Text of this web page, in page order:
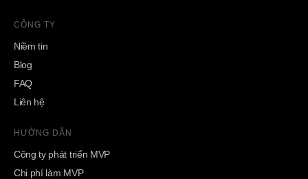
CÔNG TY
Niềm tin
Blog
FAQ
Liên hệ
HƯỚNG DẪN
Công ty phát triển MVP
Chi phí làm MVP